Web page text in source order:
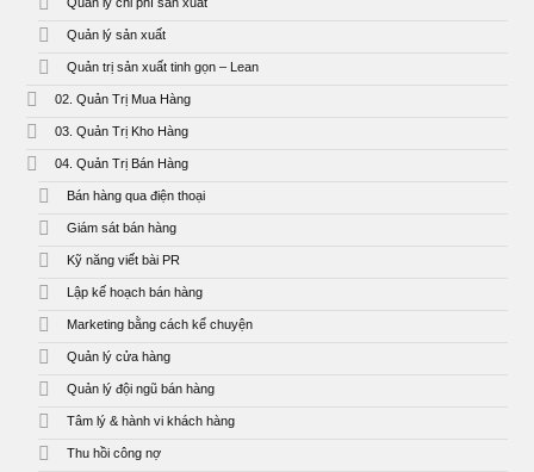
Quản lý sản xuất
Quản trị sản xuất tinh gọn – Lean
02. Quản Trị Mua Hàng
03. Quản Trị Kho Hàng
04. Quản Trị Bán Hàng
Bán hàng qua điện thoại
Giám sát bán hàng
Kỹ năng viết bài PR
Lập kế hoạch bán hàng
Marketing bằng cách kể chuyện
Quản lý cửa hàng
Quản lý đội ngũ bán hàng
Tâm lý & hành vi khách hàng
Thu hồi công nợ